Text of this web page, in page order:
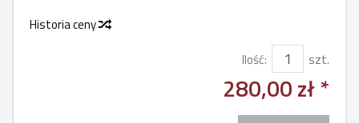
Historia ceny
Ilość:
szt.
280,00 zł *